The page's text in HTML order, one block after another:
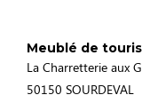
Meublé de
La Charretterie aux
50150 SOURDEVAL